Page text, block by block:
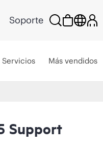
Soporte
Servicios Más vendidos
Support